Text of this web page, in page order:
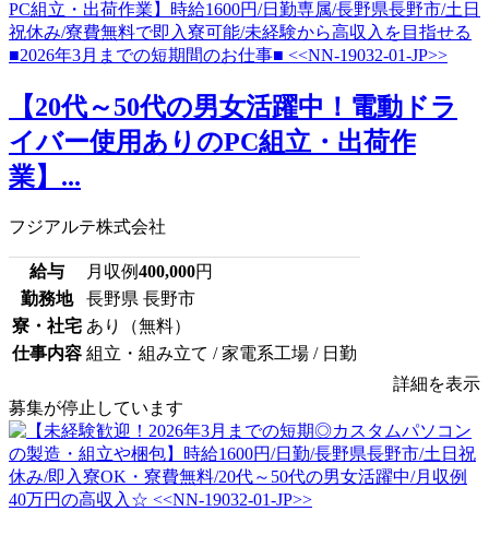
【20代～50代の男女活躍中！電動ドラ
イバー使用ありのPC組立・出荷作
業】...
フジアルテ株式会社
給与 月収例400,000円
勤務地
長野県 長野市
寮・社宅 あり（無料）
仕事内容 組立・組み立て / 家電系工場 / 日勤
詳細を表示
募集が停止しています